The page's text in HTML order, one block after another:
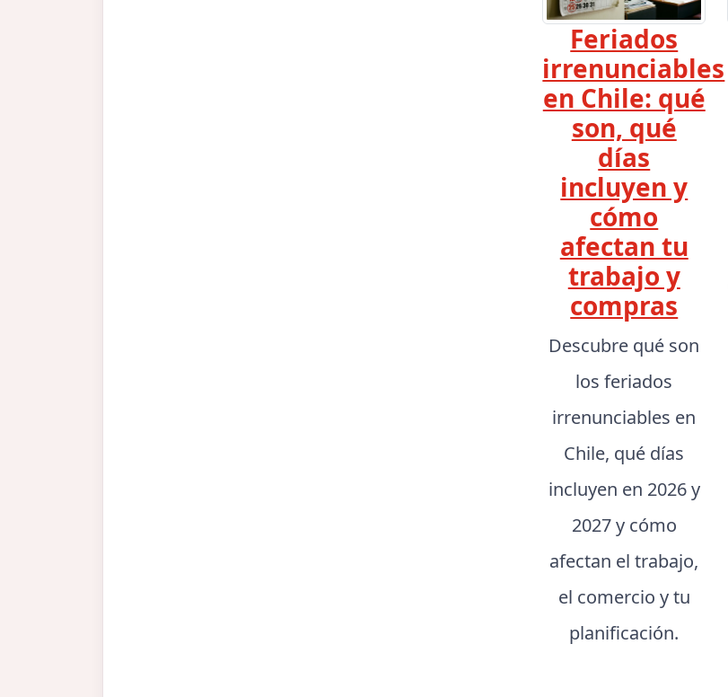
Feriados
irrenunciables
en Chile: qué
son, qué
días
incluyen y
cómo
afectan tu
trabajo y
compras
Descubre qué son
los feriados
irrenunciables en
Chile, qué días
incluyen en 2026 y
2027 y cómo
afectan el trabajo,
el comercio y tu
planificación.